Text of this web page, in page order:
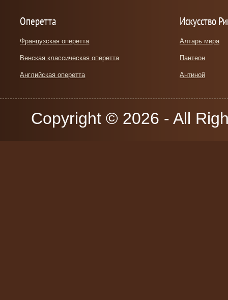
Оперетта
Французская оперетта
Венская классическая оперетта
Английская оперетта
Искусство
Алтарь мира
Пантеон
Антиной
Copyright © 2026 - All